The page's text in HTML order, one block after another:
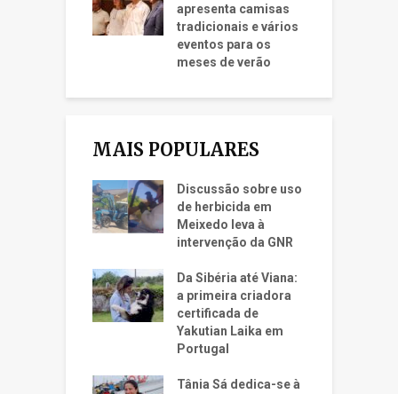
apresenta camisas
tradicionais e vários
eventos para os
meses de verão
MAIS POPULARES
Discussão sobre uso
de herbicida em
Meixedo leva à
intervenção da GNR
Da Sibéria até Viana:
a primeira criadora
certificada de
Yakutian Laika em
Portugal
Tânia Sá dedica-se à